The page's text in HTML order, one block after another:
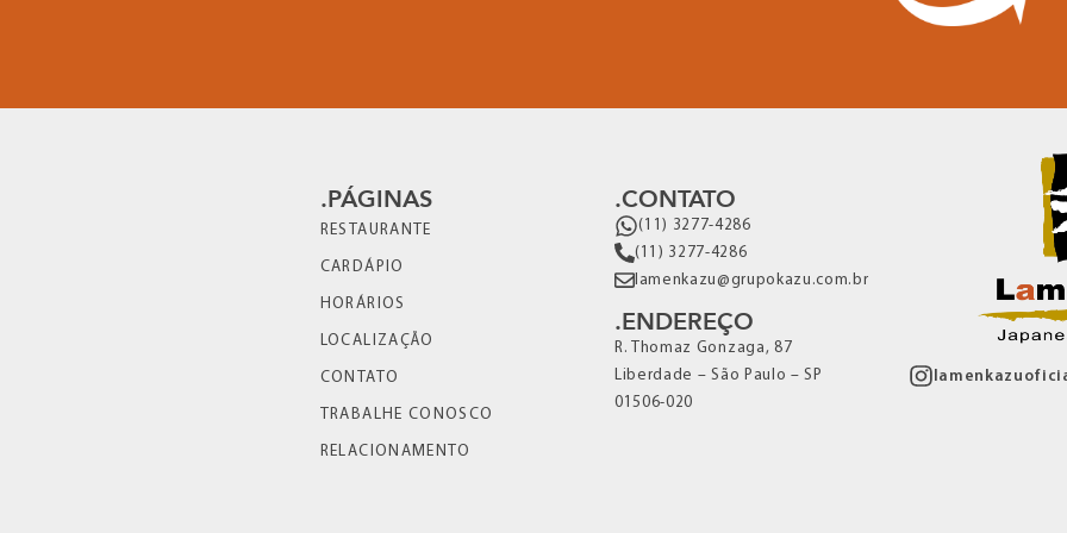
.PÁGINAS
RESTAURANTE
CARDÁPIO
HORÁRIOS
LOCALIZAÇÃO
CONTATO
TRABALHE CONOSCO
RELACIONAMENTO
.CONTATO
(11) 3277-4286
(11) 3277-4286
lamenkazu@grupokazu.com.br
.ENDEREÇO
R. Thomaz Gonzaga, 87
Liberdade – São Paulo – SP
01506-020